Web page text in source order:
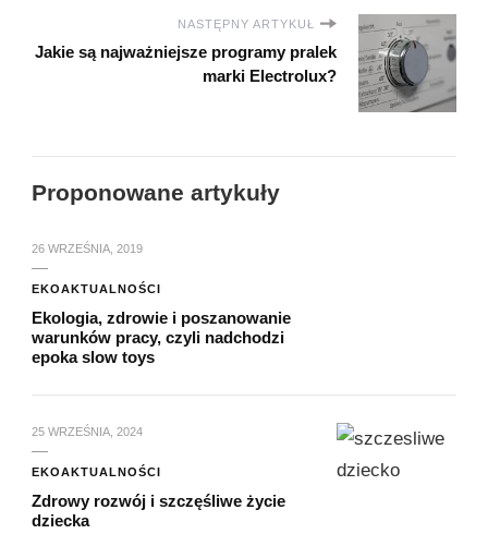
NASTĘPNY ARTYKUŁ
Jakie są najważniejsze programy pralek
marki Electrolux?
Proponowane artykuły
26 WRZEŚNIA, 2019
EKOAKTUALNOŚCI
Ekologia, zdrowie i poszanowanie
warunków pracy, czyli nadchodzi
epoka slow toys
25 WRZEŚNIA, 2024
EKOAKTUALNOŚCI
Zdrowy rozwój i szczęśliwe życie
dziecka